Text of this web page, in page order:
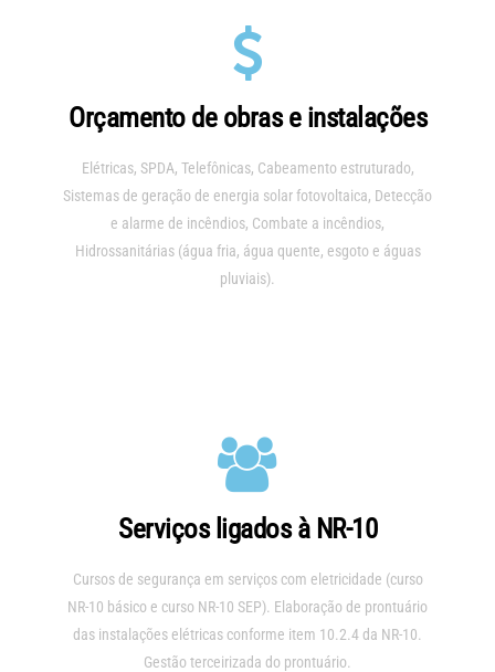
Orçamento de obras e instalações
Elétricas, SPDA, Telefônicas, Cabeamento estruturado,
Sistemas de geração de energia solar fotovoltaica, Detecção
e alarme de incêndios, Combate a incêndios,
Hidrossanitárias (água fria, água quente, esgoto e águas
pluviais).
Serviços ligados à NR-10
Cursos de segurança em serviços com eletricidade (curso
NR-10 básico e curso NR-10 SEP). Elaboração de prontuário
das instalações elétricas conforme item 10.2.4 da NR-10.
Gestão terceirizada do prontuário.